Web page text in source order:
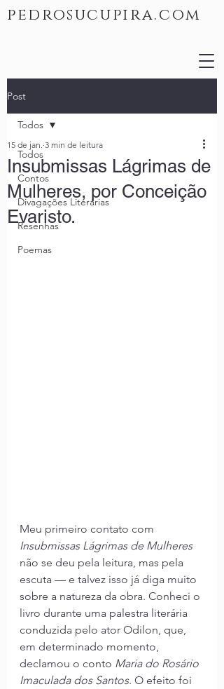
pedrosucupira.com
Post
Todos
Contos
Divagações Literárias
Resenhas
Poemas
Todos
Insubmissas Lágrimas de
Mulheres, por Conceição
Evaristo.
15 de jan. 3 min de leitura
Meu primeiro contato com
Insubmissas Lágrimas de Mulheres
não se deu pela leitura, mas pela
escuta — e talvez isso já diga muito
sobre a natureza da obra. Conheci o
livro durante uma palestra literária
conduzida pelo ator Odilon, que,
em determinado momento,
declamou o conto Maria do Rosário
Imaculada dos Santos. O efeito foi